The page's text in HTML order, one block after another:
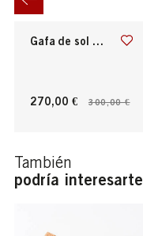
gafa de sol caroline abram
270,00 € 300,00 €
También
podría interesarte